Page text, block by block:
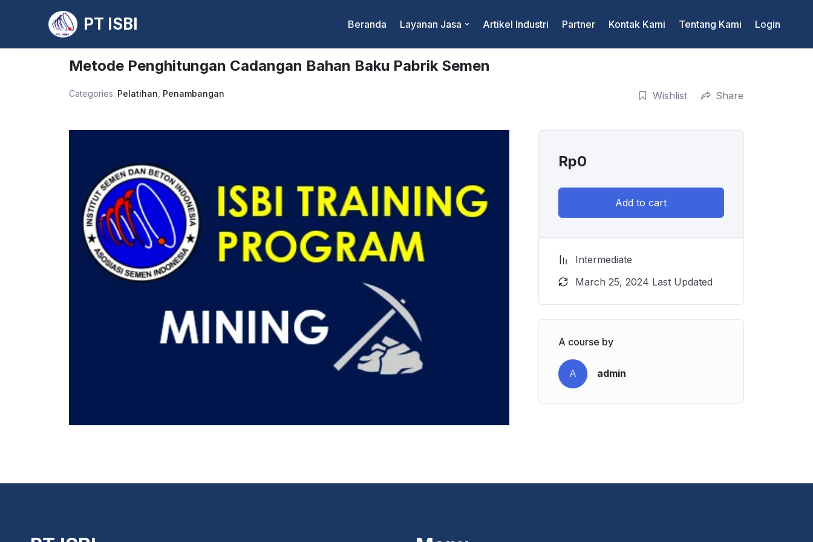
to
PT ISBI Beranda Layanan Jasa Artikel Industri Partner Kontak Kami Tentang Kami Login
Metode Penghitungan Cadangan Bahan Baku Pabrik Semen
Categories: Pelatihan Penambangan Wishlist Share
Rp0
Add to cart
Intermediate
March 25, 2024 Last Updated
A course by
A admin